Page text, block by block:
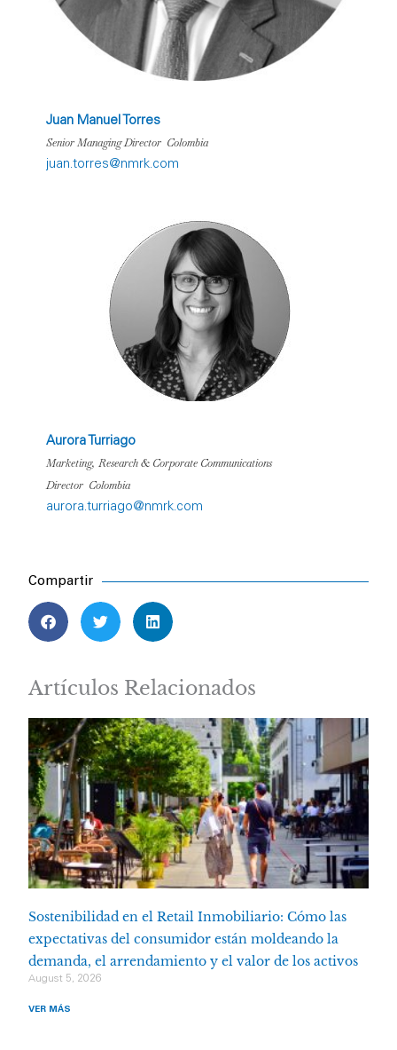
Juan Manuel Torres
Senior Managing Director Colombia
juan.torres@nmrk.com
Aurora Turriago
Marketing, Research & Corporate Communications
Director Colombia
aurora.turriago@nmrk.com
Compartir
Artículos Relacionados
Sostenibilidad en el Retail Inmobiliario: Cómo las
expectativas del consumidor están moldeando la
demanda, el arrendamiento y el valor de los activos
August 5, 2026
VER MÁS